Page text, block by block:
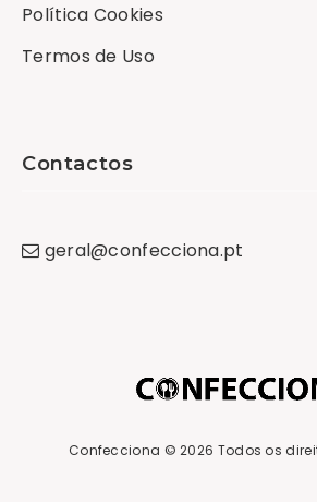
Política Cookies
Termos de Uso
Contactos
geral@confecciona.pt
Confecciona © 2026 Todos os